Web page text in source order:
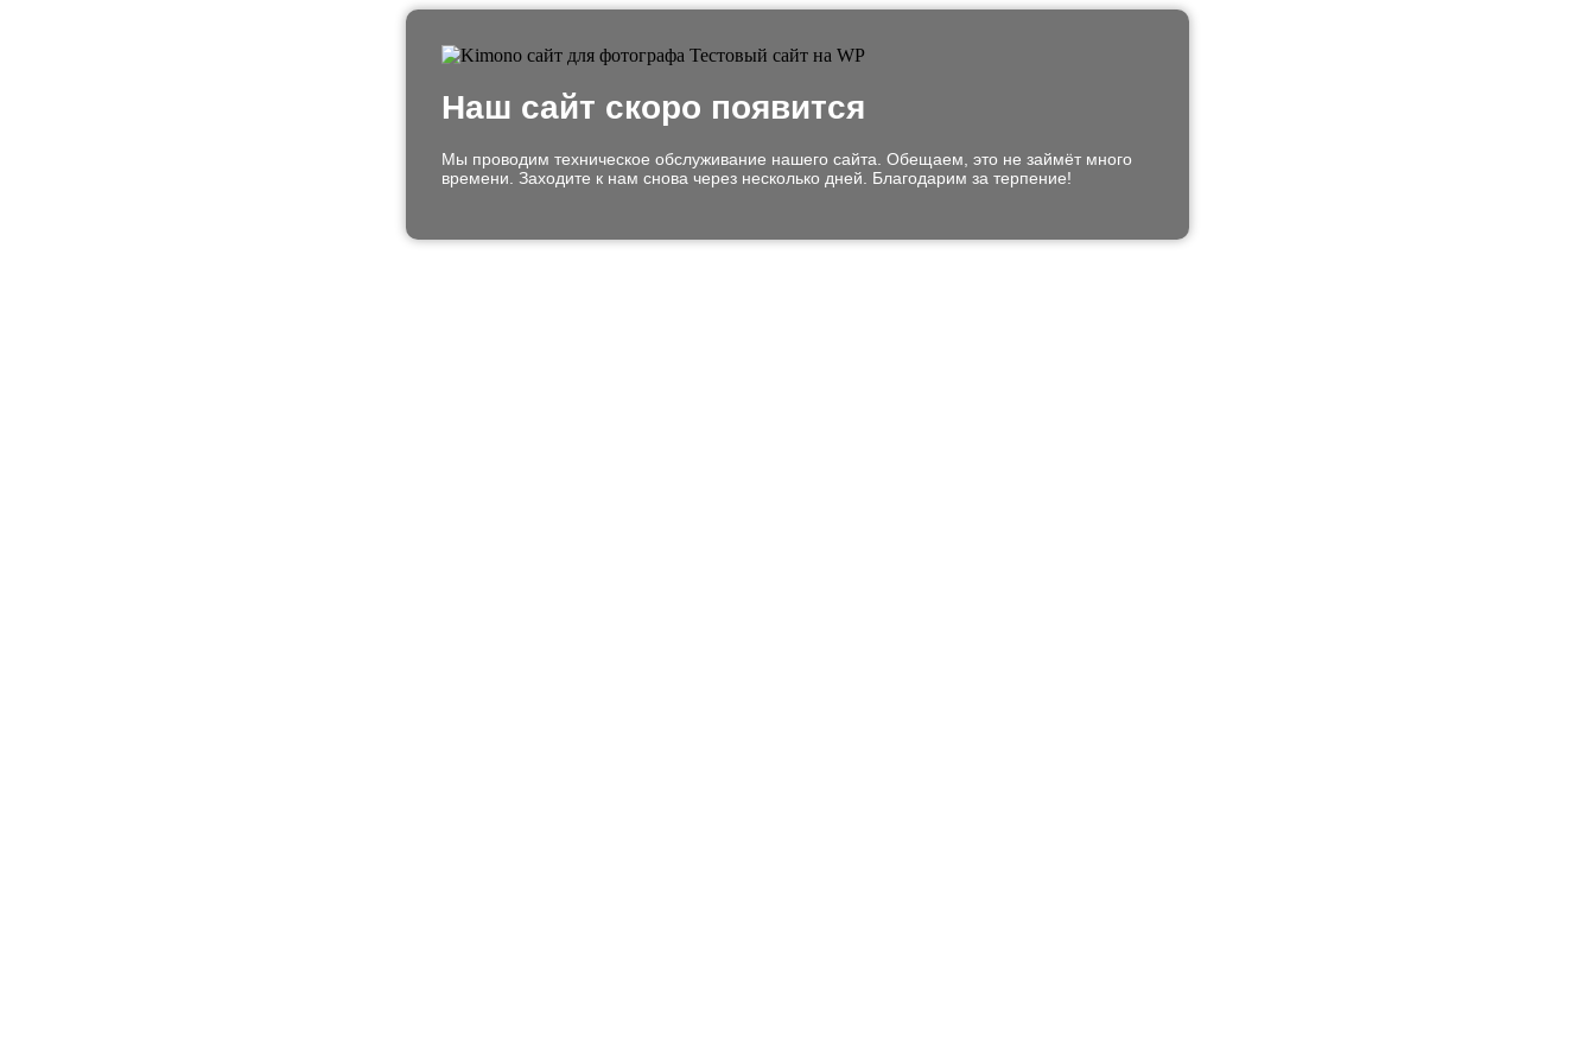
Наш сайт скоро появится
Мы проводим техническое обслуживание нашего сайта. Обещаем, это не займёт много
времени. Заходите к нам снова через несколько дней. Благодарим за терпение!